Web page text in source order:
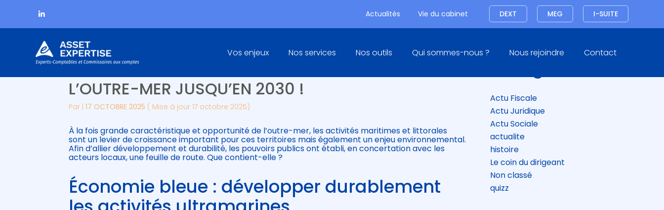
Actualités Vie du cabinet Connexion I-SUITE
MEG
DEXT
Aller
au
Principal
Vos enjeux Nos services Nos outils Qui sommes-nous ? Nous rejoindre Contact
ÉCONOMIE MARITIME : UNE FEUILLE DE ROUTE POUR
L’OUTRE-MER JUSQU’EN 2030 !
Par |17 OCTOBRE 2025 ( Mise à jour 17 octobre 2025)
À la fois grande caractéristique et opportunité de l’outre-mer, les activités maritimes et littorales
sont un levier de croissance important pour ces territoires mais également un enjeu environnemental.
Afin d’allier développement et durabilité, les pouvoirs publics ont établi, en concertation avec les
acteurs locaux, une feuille de route. Que contient-elle ?
Économie bleue : développer durablement
Blog
Actu Fiscale
Actu Juridique
Actu Sociale
actualite
histoire
Le coin du dirigeant
Non classé
quizz